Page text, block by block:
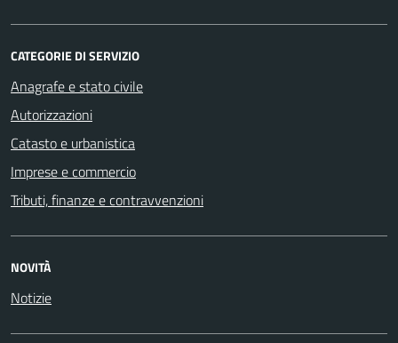
CATEGORIE DI SERVIZIO
Anagrafe e stato civile
Autorizzazioni
Catasto e urbanistica
Imprese e commercio
Tributi, finanze e contravvenzioni
NOVITÀ
Notizie